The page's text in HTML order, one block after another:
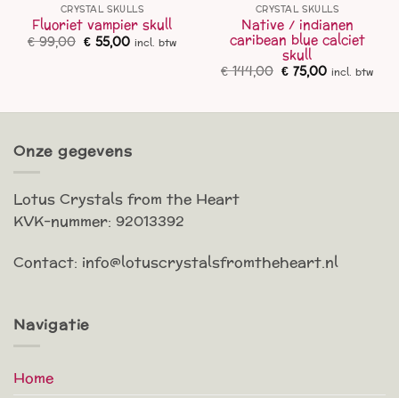
CRYSTAL SKULLS
Fluoriet vampier skull
€99,00 Oorspronkelijke
prijs
€ 55,00Huidige
prijs
incl. btw
CRYSTAL SKULLS
Native / indianen
caribean blue calciet
skull
€144,00 Oorspronkelijke
prijs
€ 75,00Huidige
prijs
incl. btw
Onze gegevens
Lotus Crystals from the Heart
KVK-nummer: 92013392
Contact: info@lotuscrystalsfromtheheart.nl
Navigatie
Home